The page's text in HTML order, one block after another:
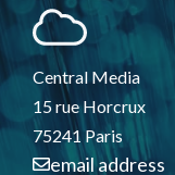
Central Media
15 rue Horcrux
75241 Paris
email address